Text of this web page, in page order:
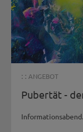
: : ANGEBOT
Pubertät -